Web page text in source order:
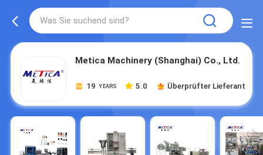
Metica Machinery (Shanghai) Co., Ltd.
19 YEARS 5.0 Überprüfter Lieferant